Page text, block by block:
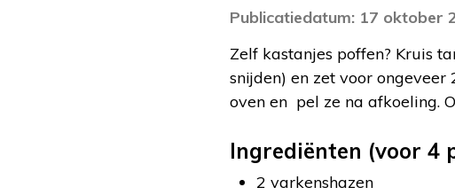
Publicatiedatum: 17 oktober
Zelf kastanjes poffen? Kruis
snijden) en zet voor
oven en pel ze na afkoeling.
Ingrediënten (voor 4
2 varkenshazen